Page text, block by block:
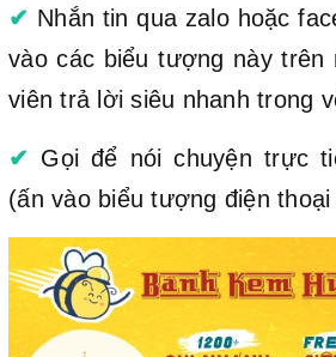
✔ Nhắn tin qua zalo hoặc
vào các biểu tượng này trên
viên trả lời siêu nhanh trong
✔ Gọi để nói chuyện trực
(ấn vào biểu tượng điện